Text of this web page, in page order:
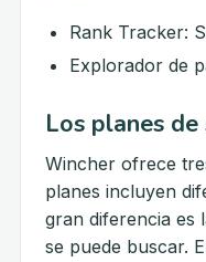
Rank Tracker:
Explorador de
Los planes de
Wincher ofrece
planes incluyen
gran diferencia es
se puede buscar.